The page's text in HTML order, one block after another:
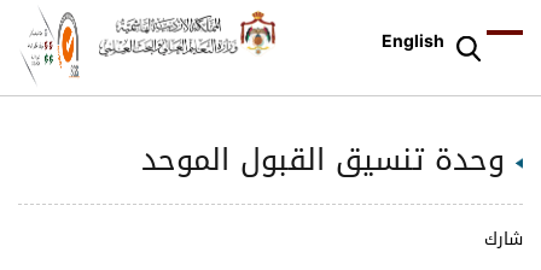
English
وحدة تنسيق القبول الموحد
شارك